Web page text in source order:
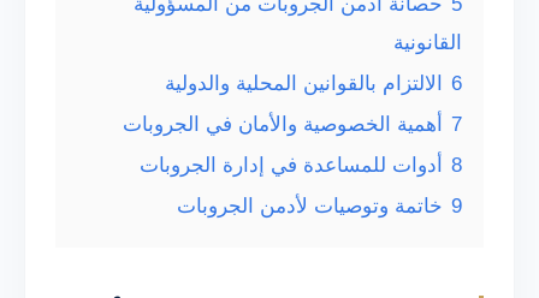
5 حصانة أدمن الجروبات من المسؤولية
القانونية
6
الالتزام بالقوانين المحلية والدولية
7
أهمية الخصوصية والأمان في الجروبات
8
أدوات للمساعدة في إدارة الجروبات
9 خاتمة وتوصيات لأدمن الجروبات